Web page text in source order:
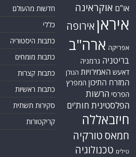
או"ם אוקראינה
איראן אירופה
אפריקה ארה"ב
בריטניה גרמניה
דאעש האמירויות הגולן
המזרח התיכון המפרץ
הפרסי הרשות
הפלסטינית חות'ים
חיזבאללה
חמאס טורקיה
טילים טכנולוגיה
חדשות מהעולם
כללי
כתבות היסטוריה
כתבות מומחים
כתבות קצרות
כתבות ראשיות
סקירות תשתית
קריקטורות